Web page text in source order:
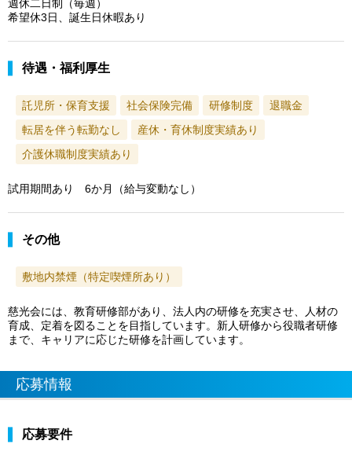
週休二日制（毎週）
希望休3日、誕生日休暇あり
待遇・福利厚生
託児所・保育支援 社会保険完備 研修制度
退職金
転居を伴う転勤なし
産休・育休制度実績あり
介護休職制度実績あり
試用期間あり 6か月（給与変動なし）
その他
敷地内禁煙（特定喫煙所あり）
慈光会には、教育研修部があり、法人内の研修を充実させ、人材の
育成、定着を図ることを目指しています。新人研修から役職者研修
まで、キャリアに応じた研修を計画しています。
応募情報
応募要件